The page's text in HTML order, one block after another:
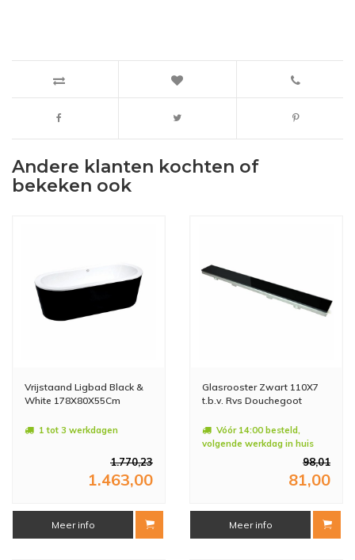
Andere klanten kochten of
bekeken ook
Vrijstaand Ligbad Black &
White 178X80X55Cm
1 tot 3 werkdagen
1.770,23
1.463,00
Meer info
Glasrooster Zwart 110X7
t.b.v. Rvs Douchegoot
Vóór 14:00 besteld,
volgende werkdag in huis
98,01
81,00
Meer info